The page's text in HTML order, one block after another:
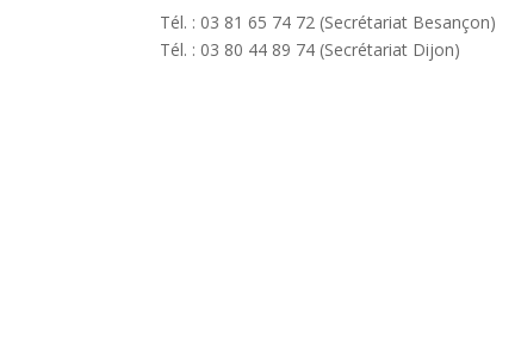
Tél. : 03 81 65 74 72 (Secrétariat Besançon)
Tél. : 03 80 44 89 74 (Secrétariat Dijon)